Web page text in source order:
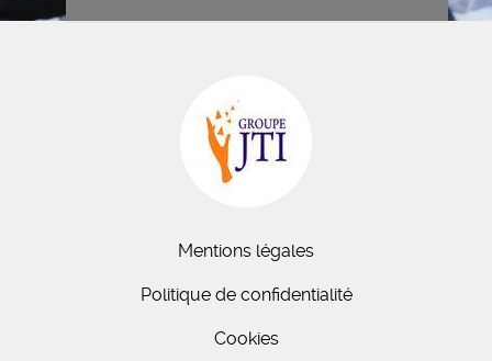
Mentions légales
Politique de confidentialité
Cookies